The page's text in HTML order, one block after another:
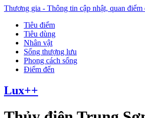
Thương gia - Thông tin cập nhật, quan điểm
Tiêu điểm
Tiêu dùng
Nhân vật
Sống thượng lưu
Phong cách sống
Điểm đến
Lux++